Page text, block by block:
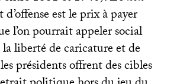
est le prix à payer
l’on pourrait appeler social
liberté de caricature et de
présidents offrent des cibles